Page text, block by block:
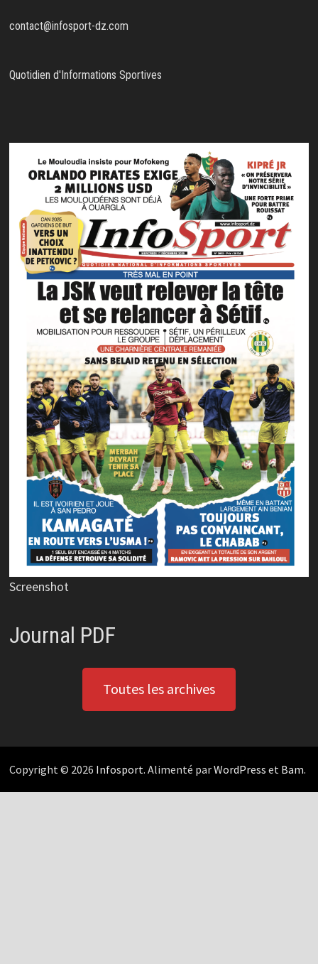
contact@infosport-dz.com
Quotidien d'Informations Sportives
Screenshot
Journal PDF
Toutes les archives
Copyright © 2026 Infosport. Alimenté parWordPress et Bam.